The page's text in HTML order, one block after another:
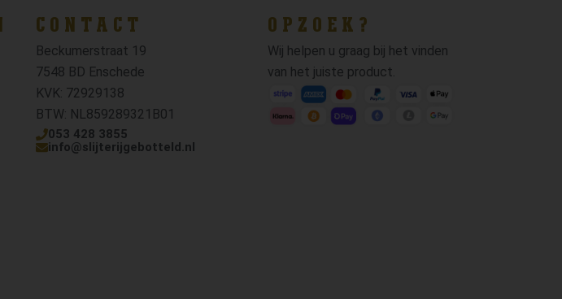
CONTACT
Beckumerstraat 19
7548 BD Enschede
KVK: 72929138
BTW: NL859289321B01
053 428 3855
info@slijterijgebotteld.nl
OPZOEK?
Wij helpen u graag bij het vinden
van het juiste product.